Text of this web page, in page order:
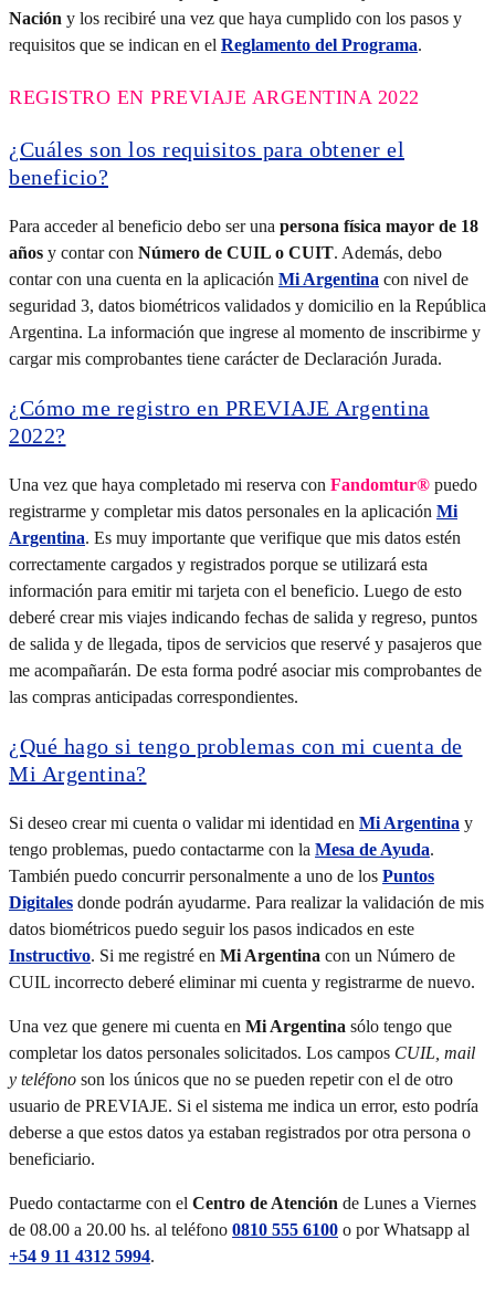
Nación y los recibiré una vez que haya cumplido con los pasos y
requisitos que se indican en el Reglamento del Programa.
REGISTRO EN PREVIAJE ARGENTINA 2022
¿Cuáles son los requisitos para obtener el
beneficio?
Para acceder al beneficio debo ser una persona física mayor de 18
años y contar con Número de CUIL o CUIT. Además, debo
contar con una cuenta en la aplicación Mi Argentina con nivel de
seguridad 3, datos biométricos validados y domicilio en la República
Argentina. La información que ingrese al momento de inscribirme y
cargar mis comprobantes tiene carácter de Declaración Jurada.
¿Cómo me registro en PREVIAJE Argentina
2022?
Una vez que haya completado mi reserva con Fandomtur® puedo
registrarme y completar mis datos personales en la aplicación Mi
Argentina. Es muy importante que verifique que mis datos estén
correctamente cargados y registrados porque se utilizará esta
información para emitir mi tarjeta con el beneficio. Luego de esto
deberé crear mis viajes indicando fechas de salida y regreso, puntos
de salida y de llegada, tipos de servicios que reservé y pasajeros que
me acompañarán. De esta forma podré asociar mis comprobantes de
las compras anticipadas correspondientes.
¿Qué hago si tengo problemas con mi cuenta de
Mi Argentina?
Si deseo crear mi cuenta o validar mi identidad en Mi Argentina y
tengo problemas, puedo contactarme con la Mesa de Ayuda.
También puedo concurrir personalmente a uno de los Puntos
Digitales donde podrán ayudarme. Para realizar la validación de mis
datos biométricos puedo seguir los pasos indicados en este
Instructivo. Si me registré en Mi Argentina con un Número de
CUIL incorrecto deberé eliminar mi cuenta y registrarme de nuevo.
Una vez que genere mi cuenta en Mi Argentina sólo tengo que
completar los datos personales solicitados. Los campos CUIL, mail
y teléfono son los únicos que no se pueden repetir con el de otro
usuario de PREVIAJE. Si el sistema me indica un error, esto podría
deberse a que estos datos ya estaban registrados por otra persona o
beneficiario.
Puedo contactarme con el Centro de Atención de Lunes a Viernes
de 08.00 a 20.00 hs. al teléfono 0810 555 6100 o por Whatsapp al
+54 9 11 4312 5994.